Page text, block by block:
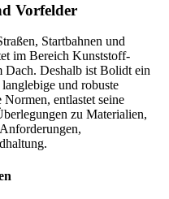
Vorfelder
Startbahnen und
im Bereich Kunststoff-
Dach. Deshalb ist Bolidt ein
und robuste
entlastet seine
zu Materialien,